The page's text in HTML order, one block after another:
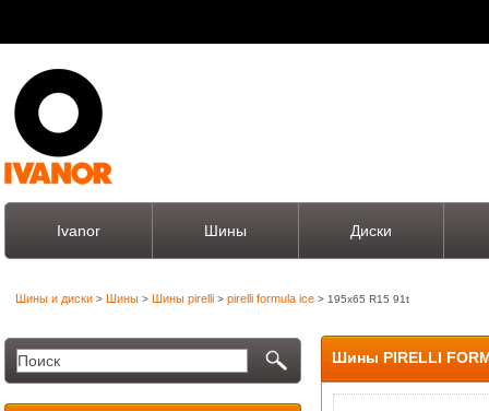
Ivanor Шины Диски
Шины и диски > Шины > Шины pirelli > pirelli formula ice > 195x65 R15 91t
Шины PIRELLI